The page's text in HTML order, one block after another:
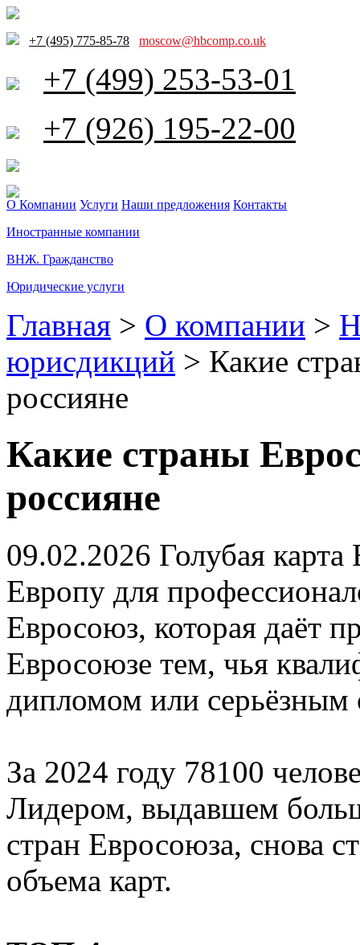
+7 (495) 775-85-78 moscow@hbcomp.co.uk
+7 (499) 253-53-01
+7 (926) 195-22-00
О Компании Услуги Наши предложения Контакты
Иностранные компании
ВНЖ. Гражданство
Юридические услуги
Главная > О компании >
юрисдикций > Какие
россияне
Какие страны
россияне
09.02.2026 Голубая
Европу для
Евросоюз, которая даёт
Евросоюзе тем, чья
дипломом или
За 2024 году 78100
Лидером, выдавшем
стран Евросоюза, снова
объема карт.